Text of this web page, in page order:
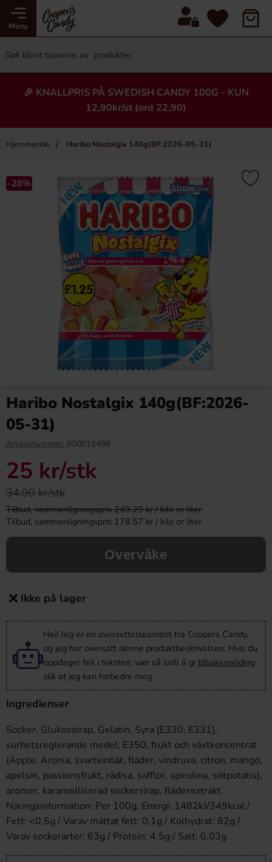
Meny
🎉 KNALLPRIS PÅ SWEDISH CANDY 100G - KUN
12,90kr/st (ord 22,90)
Hjemmeside Haribo Nostalgix 140g(BF:2026-05-31)
Heading
×
Pieces 1kg
Köp
-28%
Haribo Nostalgix 140g(BF:2026-
05-31)
Artikelnummer: 800015499
25 kr/stk
34.90 kr/stk
Tilbud, sammenligningspris 249.29 kr / kilo or liter
Tilbud, sammenligningspris 178.57 kr / kilo or liter
Overvåke
Ikke på lager
Hei! Jeg er en oversettelsesrobot fra Coopers Candy,
og jeg har oversatt denne produktbeskrivelsen. Hvis du
oppdager feil i teksten, vær så snill å gi tilbakemelding
slik at jeg kan forbedre meg.
Ingredienser
Socker, Glukossirap, Gelatin, Syra [E330, E331],
surhetsreglerande medel; E350, frukt och växtkoncentrat
(Äpple, Aronia, svartvinbär, fläder, vindruva, citron, mango,
apelsin, passionsfrukt, rädisa, safflor, spirulina, sötpotatis),
aromer, karamelliserad sockersirap, fläderextrakt.
Näringsinformation: Per 100g. Energi: 1482kJ/349kcal /
Fett: <0,5g / Varav mättat fett: 0,1g / Kolhydrat: 82g /
Varav sockerarter: 63g / Protein: 4,5g / Salt: 0,03g